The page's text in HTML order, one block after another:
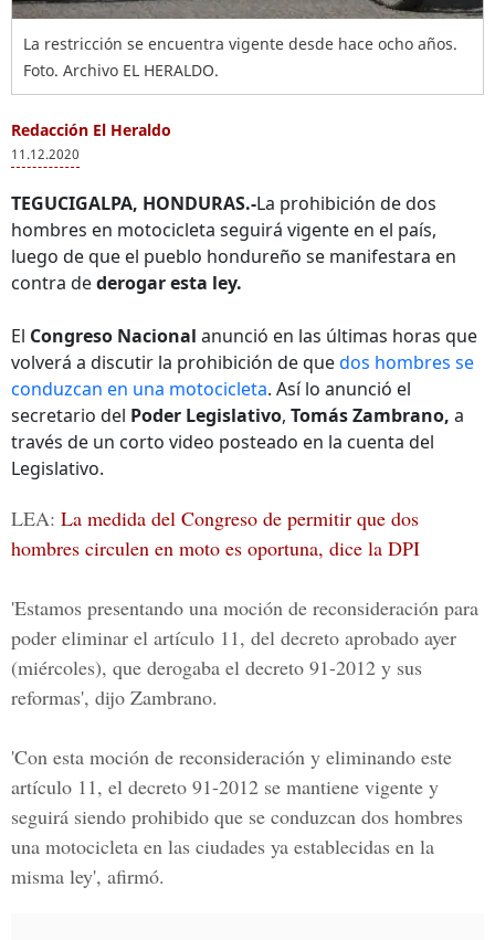
La restricción se encuentra vigente desde hace ocho años.
Foto. Archivo EL HERALDO.
Redacción El Heraldo
11.12.2020
TEGUCIGALPA, HONDURAS.-La prohibición de dos
hombres en motocicleta seguirá vigente en el país,
luego de que el pueblo hondureño se manifestara en
contra dederogar esta ley.
El Congreso Nacional anunció en las últimas horas que
volverá a discutir la prohibición de quedos hombres se
conduzcan en una motocicleta. Así lo anunció el
secretario del Poder Legislativo, Tomás Zambrano, a
través de un corto video posteado en la cuenta del
Legislativo.
LEA: La medida del Congreso de permitir que dos
hombres circulen en moto es oportuna, dice la DPI
'Estamos presentando una moción de reconsideración para
poder eliminar el artículo 11, del decreto aprobado ayer
(miércoles), que derogaba el decreto 91-2012 y sus
reformas', dijo Zambrano.
'Con esta moción de reconsideración y eliminando este
artículo 11, el decreto 91-2012 se mantiene vigente y
seguirá siendo prohibido que se conduzcan dos hombres
una motocicleta en las ciudades ya establecidas en la
misma ley', afirmó.